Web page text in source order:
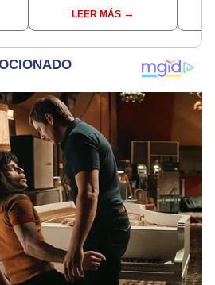
relación con su hijo: "Te
has dedicado a buscar
LEER MÁS